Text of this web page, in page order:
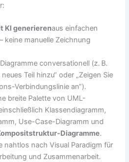
KI generierenaus einfachen
keine manuelle Zeichnung
conversationell (z. B.
Teil hinzu“ oder „Zeigen Sie
Verbindungslinie an“).
breite Palette von UML-
Klassendiagramm,
Use-Case-Diagramm und
Diagramme.
nahtlos nach Visual Paradigm für
und Zusammenarbeit.